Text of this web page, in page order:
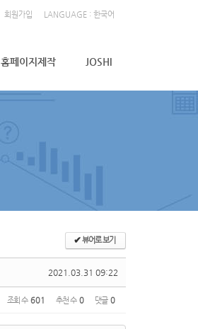
회원가입 LANGUAGE : 한국어
홈페이지제작 JOSHI
✔뷰어로 보기
2021.03.31 09:22
조회 수 601 추천 수 0 댓글 0